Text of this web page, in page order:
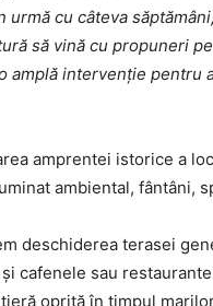
urmă cu câteva
să vină cu propuneri
amplă intervenție pentru
amprentei istorice a
ambiental, fântâni,
deschiderea terasei
cafenele sau
oprită în timpul